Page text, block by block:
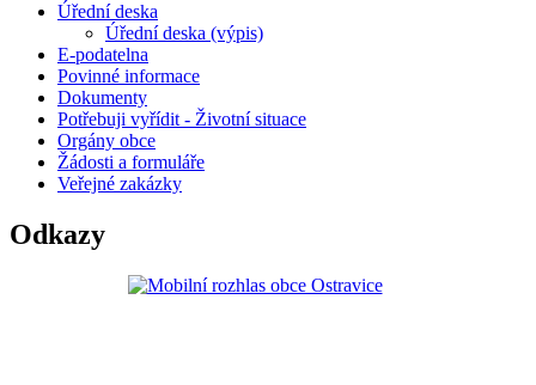
Úřední deska
Úřední deska (výpis)
E-podatelna
Povinné informace
Dokumenty
Potřebuji vyřídit - Životní situace
Orgány obce
Žádosti a formuláře
Veřejné zakázky
Odkazy